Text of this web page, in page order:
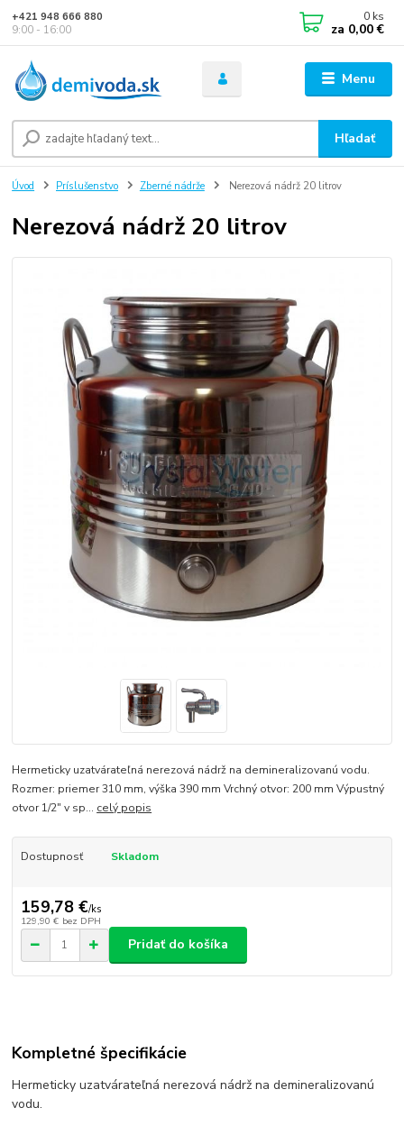
Menu
Hľadať
+421 948 666 880
9:00 - 16:00
0 ks
za 0,00 €
Úvod Príslušenstvo Zberné nádrže Nerezová nádrž 20 litrov
Nerezová nádrž 20 litrov
Hermeticky uzatvárateľná nerezová nádrž na demineralizovanú vodu.
Rozmer: priemer 310 mm, výška 390 mm Vrchný otvor: 200 mm Výpustný
otvor 1/2" v sp... celý popis
Dostupnosť Skladom
159,78 €/ks
129,90 € bez DPH
Pridať do košíka
Kompletné špecifikácie
Hermeticky uzatvárateľná nerezová nádrž na demineralizovanú
vodu.